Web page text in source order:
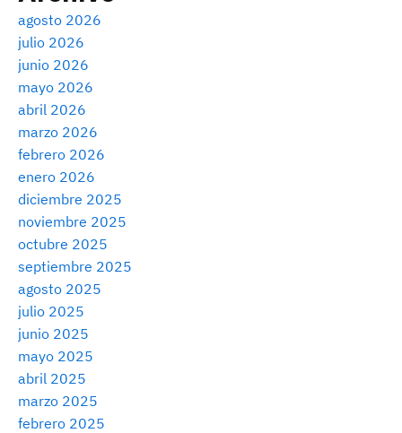
agosto 2026
julio 2026
junio 2026
mayo 2026
abril 2026
marzo 2026
febrero 2026
enero 2026
diciembre 2025
noviembre 2025
octubre 2025
septiembre 2025
agosto 2025
julio 2025
junio 2025
mayo 2025
abril 2025
marzo 2025
febrero 2025